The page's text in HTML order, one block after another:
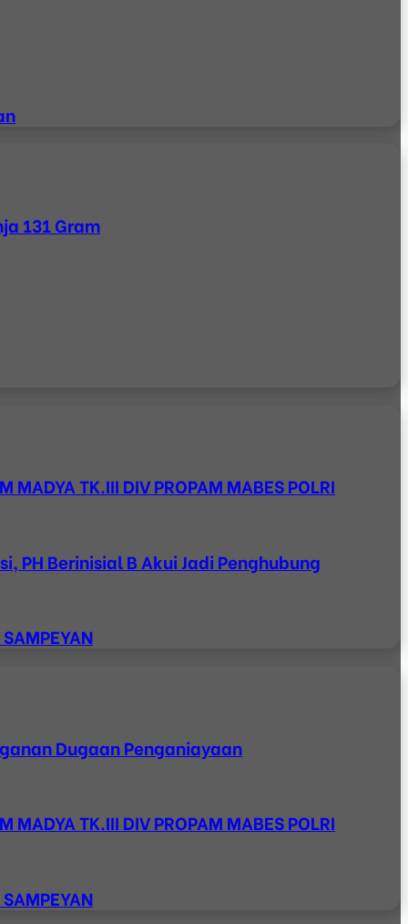
131 Gram
MADYA TK.III DIV PROPAM MABES POLRI
PH Berinisial B Akui Jadi Penghubung
Dugaan Penganiayaan
MADYA TK.III DIV PROPAM MABES POLRI